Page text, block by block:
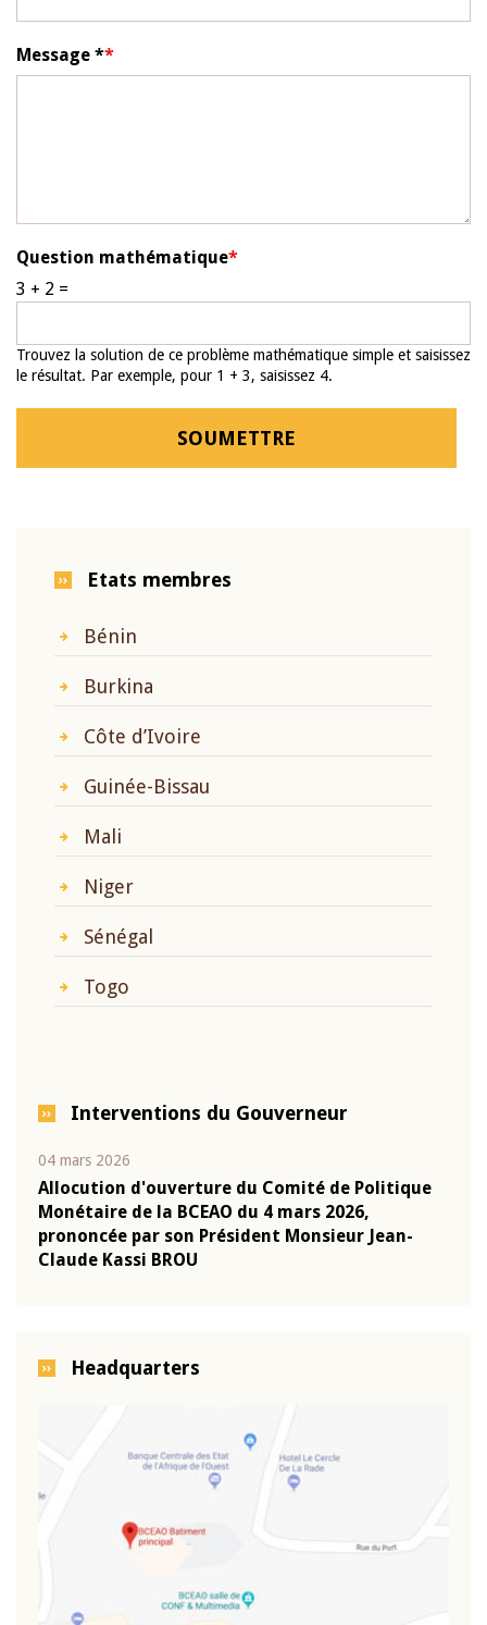
Message *
Question mathématique
3 + 2 =
Trouvez la solution de ce problème mathématique simple et saisissez
le résultat. Par exemple, pour 1 + 3, saisissez 4.
Etats membres
Bénin
Burkina
Côte d’Ivoire
Guinée-Bissau
Mali
Niger
Sénégal
Togo
Interventions du Gouverneur
04 mars 2026
Allocution d'ouverture du Comité de Politique
Monétaire de la BCEAO du 4 mars 2026,
prononcée par son Président Monsieur Jean-
Claude Kassi BROU
Headquarters